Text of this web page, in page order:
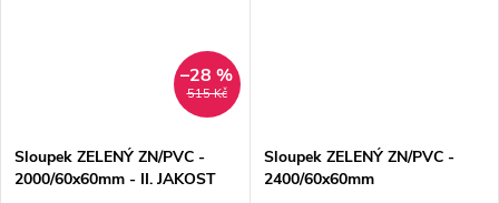
515 Kč
–28 %
Sloupek ZELENÝ ZN/PVC -
2000/60x60mm - II. JAKOST
Sloupek ZELENÝ ZN/PVC -
2400/60x60mm